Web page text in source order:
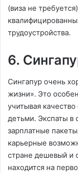
(виза не
трудоустройства.
6.
Сингапур очень
жизни». Это
учитывая
детьми. Экспаты в
зарплатные
карьерные
стране дешевый и
находится на